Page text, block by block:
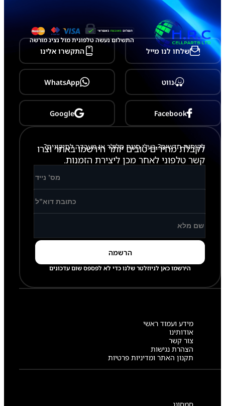
התשלום נעשה טלפונית מול נציג מורשה
שלחו לנו מייל התקשרו אלינו
נווט WhatsApp
Facebook
Google
לקוחות חדשים? בעלי חנות סלולר או מעבדה לתיקונים?
לקבלת מחירים טובים יותר הירשמו באתר וצרו
קשר טלפוני לאחר מכן ליצירת הזמנות.
הירשמו כאן לניוזלטר שלנו כדי לא לפספס שום עדכונים
מידע ועמוד ראשי
אודותינו
צור קשר
הצהרת נגישות
תקנון האתר ומדיניות פרטיות